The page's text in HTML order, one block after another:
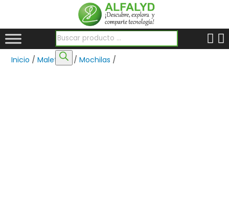
Búsqueda de productos
Inicio /Maletines /Mochilas /